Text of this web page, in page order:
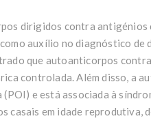
dirigidos contra antigénios
auxílio no diagnóstico
que autoanticorpos
controlada. Além disso, a
e está associada à
casais em idade